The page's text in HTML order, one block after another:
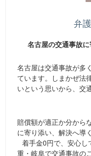
弁
名古屋の交通事故
名古屋は交通事故が多
ています。しまかぜ法
いという思いから、交
賠償額が適正か分から
に寄り添い、解決へ導
着手金0円で、安心し
重・岐阜で交通事故の